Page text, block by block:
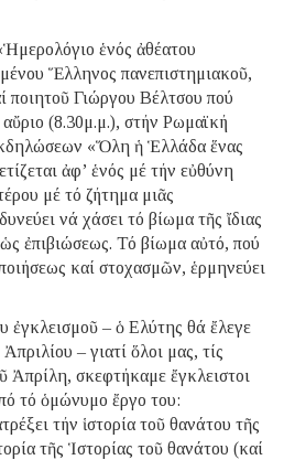
ἑνός ἀθέατου
Ἕλληνος πανεπιστημιακοῦ,
ποιητοῦ Γιώργου Βέλτσου πού
αὔριο (8.30μ.μ.), στήν Ρωμαϊκή
«Ὅλη ἡ Ἑλλάδα ἕνας
ἀφ’ ἑνός μέ τήν εὐθύνη
μέ τό ζήτημα μιᾶς
νά χάσει τό βίωμα τῆς ἴδιας
ἐπιβιώσεως. Τό βίωμα αὐτό, πού
καί στοχασμῶν, ἑρμηνεύει
ἐγκλεισμοῦ – ὁ Ελύτης θά ἔλεγε
– γιατί ὅλοι μας, τίς
Ἀπρίλη, σκεφτήκαμε ἔγκλειστοι
τό ὁμώνυμο ἔργο του:
τήν ἱστορία τοῦ θανάτου τῆς
τῆς Ἱστορίας τοῦ θανάτου (καί